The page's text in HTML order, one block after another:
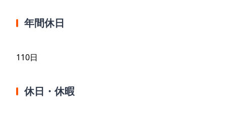
年間休日
110日
休日・休暇